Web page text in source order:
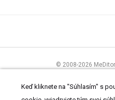
© 2008-2026
ČítajteprehlásenieaZásady
Keď kliknete na "Súhlasím" s